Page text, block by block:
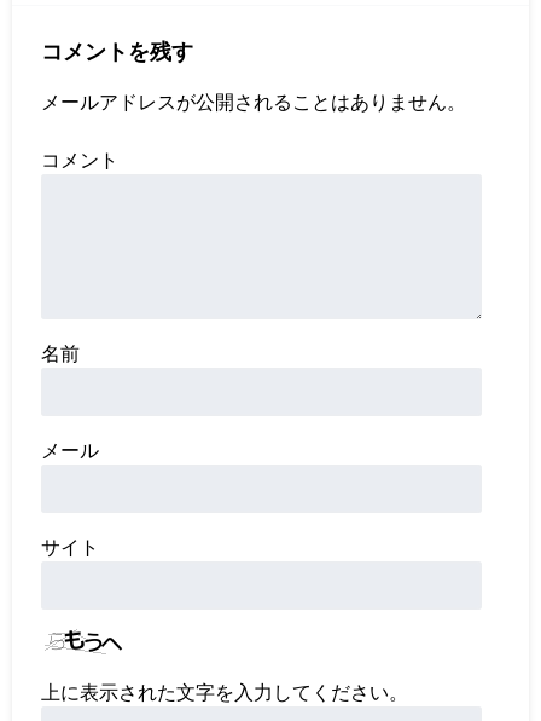
コメントを残す
メールアドレスが公開されることはありません。
コメント
名前
メール
サイト
上に表示された文字を入力してください。